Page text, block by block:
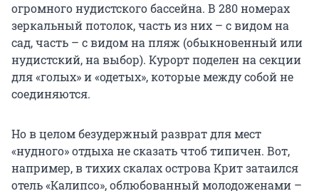
огромного нудистского бассейна. В 280 номерах
зеркальный потолок, часть из них – с видом на
сад, часть – с видом на пляж (обыкновенный или
нудистский, на выбор). Курорт поделен на секции
для «голых» и «одетых», которые между собой не
соединяются.
Но в целом безудержный разврат для мест
«нудного» отдыха не сказать чтоб типичен. Вот,
например, в тихих скалах острова Крит затаился
отель «Калипсо», облюбованный молодоженами –